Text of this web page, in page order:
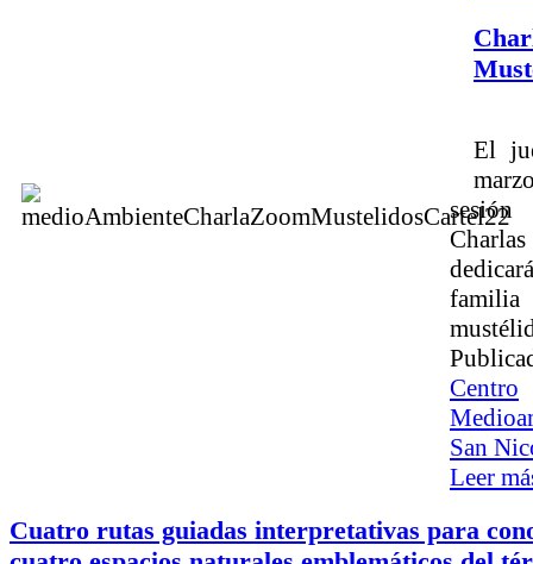
El
Centro
San
Leer
Cuatro rutas guiadas interpretativas para